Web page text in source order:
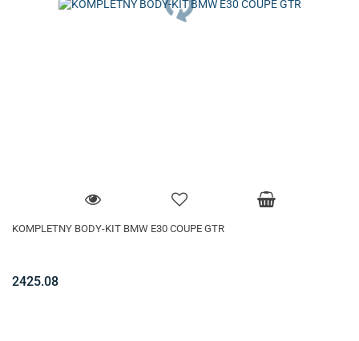
KOMPLETNY BODY-KIT BMW E30 COUPE GTR
2425.08